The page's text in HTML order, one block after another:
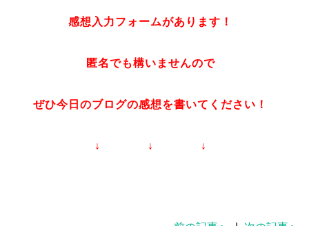
感想入力フォームがあります！
匿名でも構いませんので
ぜひ今日のブログの感想を書いてください！
↓ ↓ ↓